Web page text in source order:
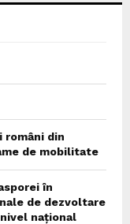
din
de mobilitate
în
de dezvoltare
național